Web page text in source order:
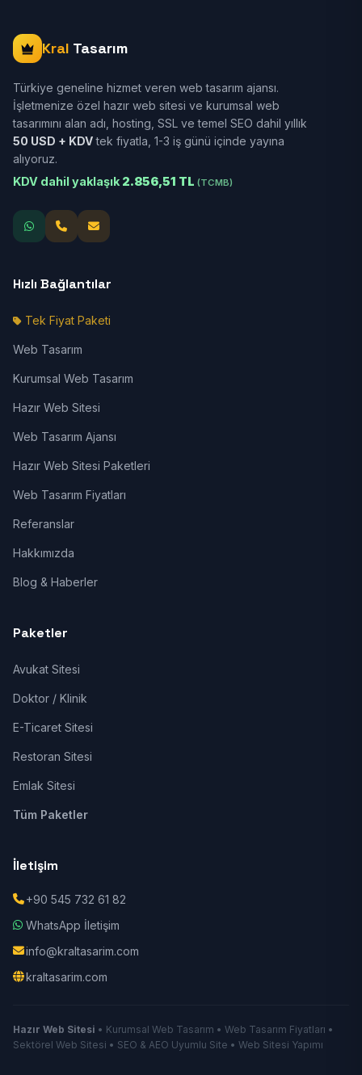
Kral Tasarım
Türkiye geneline hizmet veren web tasarım ajansı.
İşletmenize özel hazır web sitesi ve kurumsal web
tasarımını alan adı, hosting, SSL ve temel SEO dahil yıllık
50 USD + KDVtek fiyatla, 1-3 iş günü içinde yayına
alıyoruz.
KDV dahil yaklaşık 2.856,51 TL (TCMB)
Hızlı Bağlantılar
Tek Fiyat Paketi
Web Tasarım
Kurumsal Web Tasarım
Hazır Web Sitesi
Web Tasarım Ajansı
Hazır Web Sitesi Paketleri
Web Tasarım Fiyatları
Referanslar
Hakkımızda
Blog & Haberler
Paketler
Avukat Sitesi
Doktor / Klinik
E-Ticaret Sitesi
Restoran Sitesi
Emlak Sitesi
Tüm Paketler
İletişim
+90 545 732 61 82
WhatsApp İletişim
info@kraltasarim.com
kraltasarim.com
Hazır Web Sitesi • Kurumsal Web Tasarım • Web Tasarım Fiyatları •
Sektörel Web Sitesi • SEO & AEO Uyumlu Site • Web Sitesi Yapımı